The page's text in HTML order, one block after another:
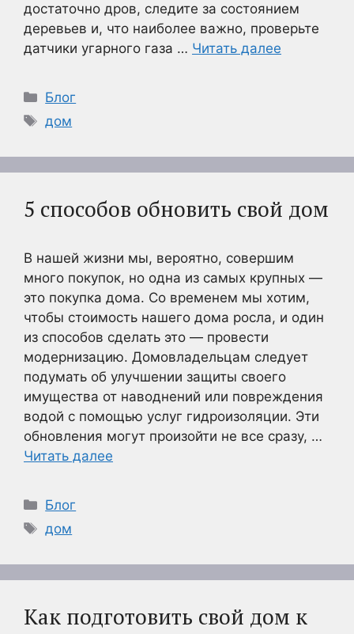
достаточно дров, следите за состоянием
деревьев и, что наиболее важно, проверьте
датчики угарного газа … Читать далее
Рубрики
Блог
Метки
дом
5 способов обновить свой дом
В нашей жизни мы, вероятно, совершим
много покупок, но одна из самых крупных —
это покупка дома. Со временем мы хотим,
чтобы стоимость нашего дома росла, и один
из способов сделать это — провести
модернизацию. Домовладельцам следует
подумать об улучшении защиты своего
имущества от наводнений или повреждения
водой с помощью услуг гидроизоляции. Эти
обновления могут произойти не все сразу, …
Читать далее
Рубрики
Блог
Метки
дом
Как подготовить свой дом к